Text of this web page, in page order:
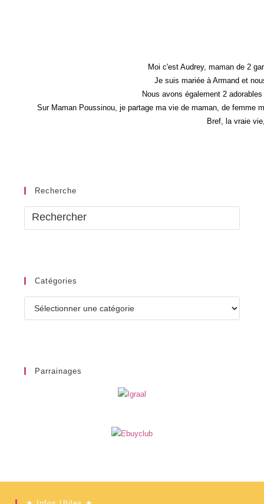
Moi c'est Audrey, maman de 2
Je suis mariée à Armand et
Nous avons également 2
Sur Maman Poussinou, je partage ma vie de maman, de femme
Bref, la vraie
Recherche
Catégories
Parrainages